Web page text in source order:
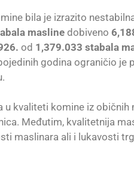
bila je izrazito
masline dobiveno
od 1,379.033 stabala
godina ograničio je
u kvaliteti komine iz
Međutim, kvalitetnija
maslinara ali i lukavosti